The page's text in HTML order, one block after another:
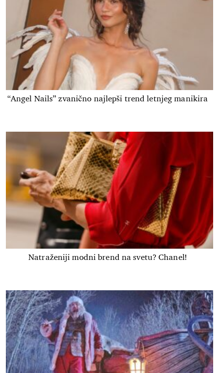
“Angel Nails” zvanično najlepši trend letnjeg manikira
Natraženiji modni brend na svetu? Chanel!